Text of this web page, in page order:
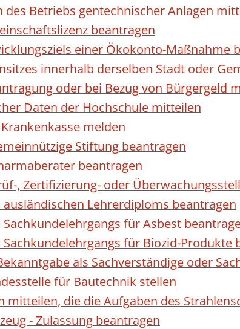
des Betriebs gentechnischer Anlagen
beantragen
einer Ökokonto-Maßnahme
innerhalb derselben Stadt oder
oder bei Bezug von Bürgergeld
Daten der Hochschule mitteilen
melden
Stiftung beantragen
beantragen
, Zertifizierung- oder
Lehrerdiploms beantragen
für Asbest
für Biozid-Produkte
als Sachverständige oder
für Bautechnik stellen
mitteilen, die die Aufgaben des
- Zulassung beantragen